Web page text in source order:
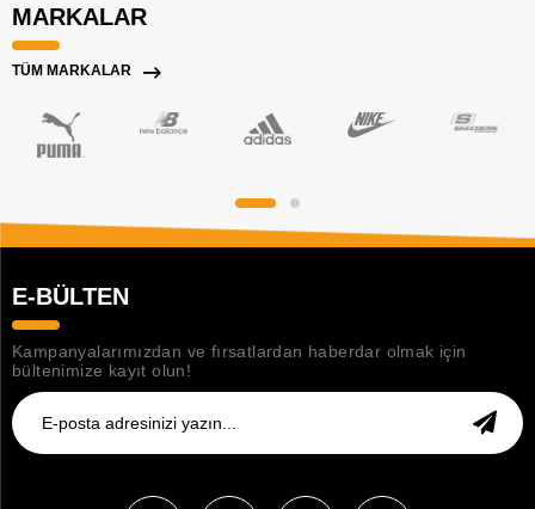
MARKALAR
TÜM MARKALAR
E-BÜLTEN
Kampanyalarımızdan ve fırsatlardan haberdar olmak için
bültenimize kayıt olun!